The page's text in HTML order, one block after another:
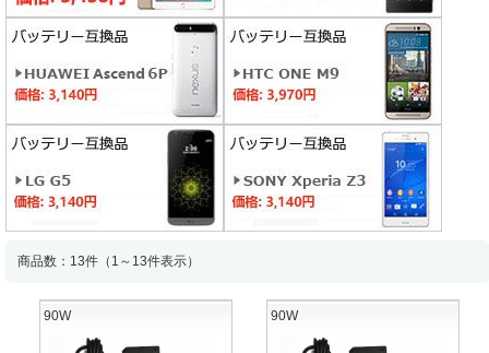
商品数：13件（1～13件表示）
90W 90W